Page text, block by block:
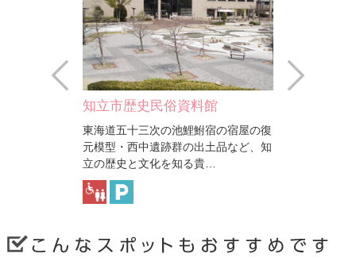
パティオ池鯉鮒（知立市文…
パティオ池鯉鮒（知立市文化会館）
は、かきつばたホールと花しょうぶホ
ールと日常的なワークショ…
Prev